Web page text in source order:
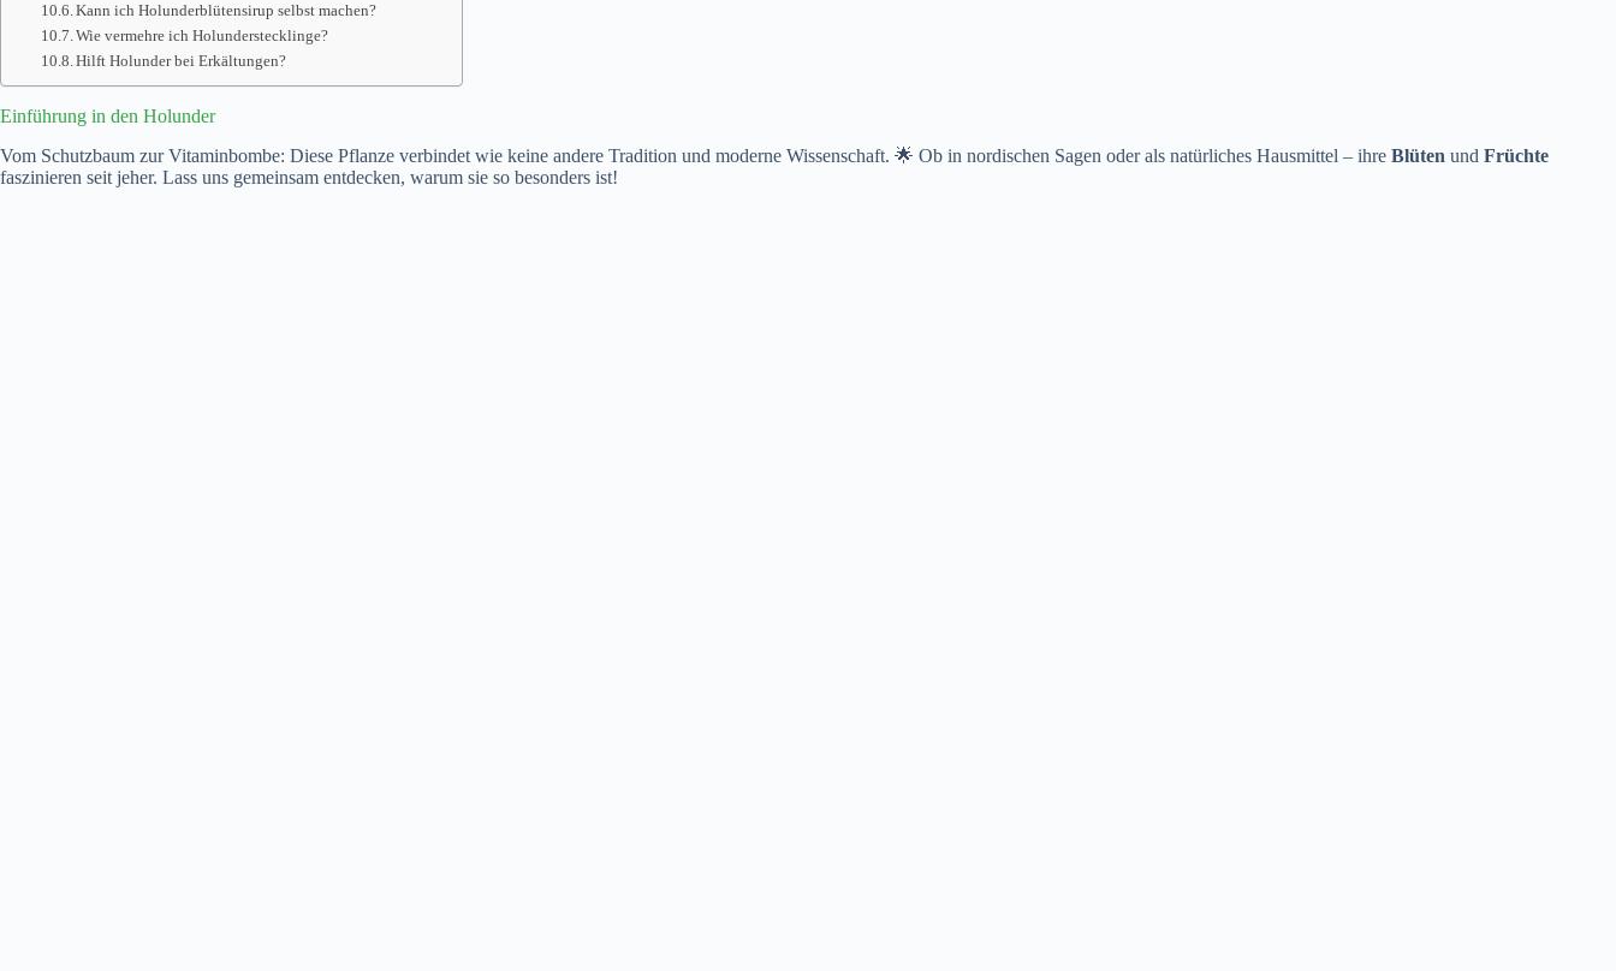
Kann ich Holunderblütensirup selbst machen?
Wie vermehre ich Holunderstecklinge?
Hilft Holunder bei Erkältungen?
Einführung in den Holunder
Vom Schutzbaum zur Vitaminbombe: Diese Pflanze verbindet wie keine andere Tradition und moderne Wissenschaft. 🌟 Ob in nordischen Sagen oder als natürliches Hausmittel – ihre Blüten und Früchte
faszinieren seit jeher. Lass uns gemeinsam entdecken, warum sie so besonders ist!